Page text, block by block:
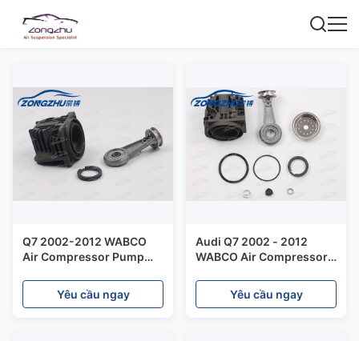
Q7 2002-2012 WABCO
Air Compressor Pump
Piston Ring Repair Kit
Yêu cầu ngay
Audi Q7 2002 - 2012
WABCO Air Compressor
Ring Repair Kit
Yêu cầu ngay